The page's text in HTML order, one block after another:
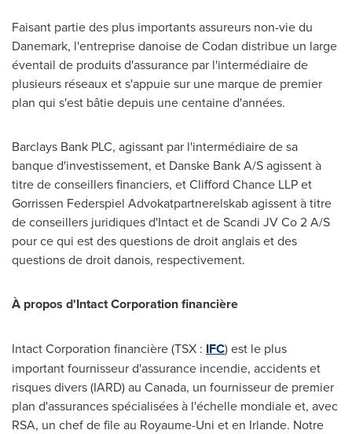
Faisant partie des plus importants assureurs non-vie du
Danemark, l'entreprise danoise de Codan distribue un large
éventail de produits d'assurance par l'intermédiaire de
plusieurs réseaux et s'appuie sur une marque de premier
plan qui s'est bâtie depuis une centaine d'années.
Barclays Bank PLC, agissant par l'intermédiaire de sa
banque d'investissement, et Danske Bank A/S agissent à
titre de conseillers financiers, et Clifford Chance LLP et
Gorrissen Federspiel Advokatpartnerelskab agissent à titre
de conseillers juridiques d'Intact et de Scandi JV Co 2 A/S
pour ce qui est des questions de droit anglais et des
questions de droit danois, respectivement.
À propos d'Intact Corporation financière
Intact Corporation financière (TSX : IFC) est le plus
important fournisseur d'assurance incendie, accidents et
risques divers (IARD) au Canada, un fournisseur de premier
plan d'assurances spécialisées à l'échelle mondiale et, avec
RSA, un chef de file au Royaume-Uni et en Irlande. Notre